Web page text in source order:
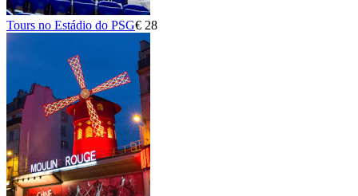
Tours no Estádio do PSG€ 28